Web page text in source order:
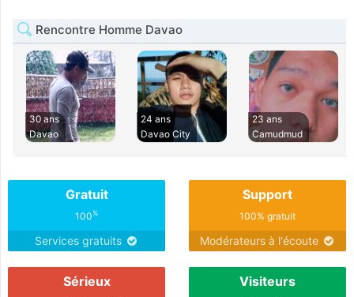
Rencontre Homme Davao
30 ans
Davao
24 ans
Davao City
23 ans
Camudmud
Gratuit
100%
Services gratuits
Support
100% gratuit
Modérateurs à l'écoute
Sérieux Visiteurs